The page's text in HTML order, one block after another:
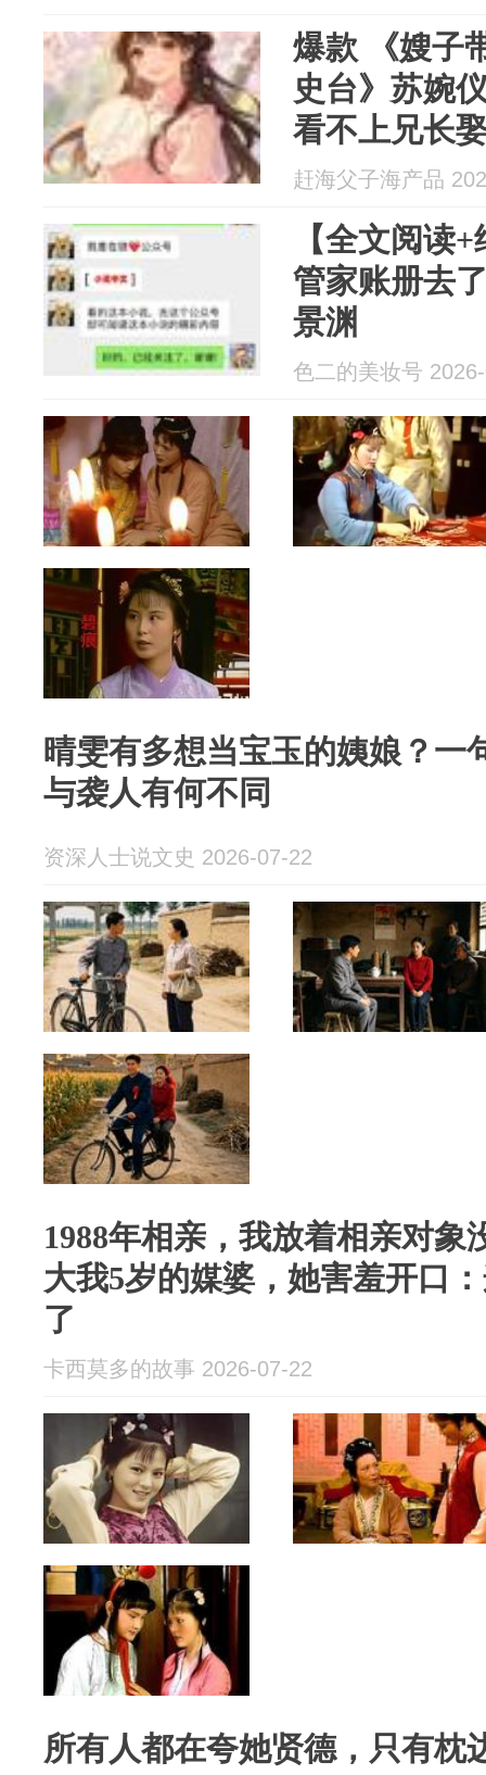
爆款 《嫂子
史台》苏婉
看不上兄长
赶海父子海产品
【全文阅读
管家账册去
景渊
色二的美妆号
晴雯有多想当宝玉的姨娘？一
与袭人有何不同
资深人士说文史 2026-07-22
1988年相亲，我放着相亲对象
大我5岁的媒婆，她害羞开口
了
卡西莫多的故事 2026-07-22
所有人都在夸她贤德，只有枕